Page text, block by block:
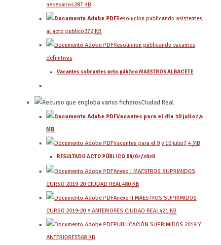
necesarios287 KB
Resolucion publicando asistentes
al acto publico372 KB
Resolucion publicando vacantes
definitivas
Vacantes sobrantes acto público MAESTROS ALBACETE
Ciudad Real
Vacantes para el día 10 julio7,5
MB
Vacantes para el 9 y 10 julio7,4MB
RESULTADO ACTO PÚBLICO 09/07/2020
Anexo I MAESTROS SUPRIMIDOS
CURSO 2019-20 CIUDAD REAL 480 KB
Anexo II MAESTROS SUPRIMIDOS
CURSO 2019-20 Y ANTERIORES CIUDAD REAL421 KB
PUBLICACIÓN SUPRIMIDOS 2019 Y
ANTERIORES568 KB